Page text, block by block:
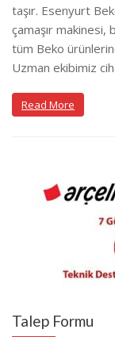
taşır. Esenyurt
çamaşır makinesi,
tüm Beko
Uzman ekibimiz
Read More
Talep Formu